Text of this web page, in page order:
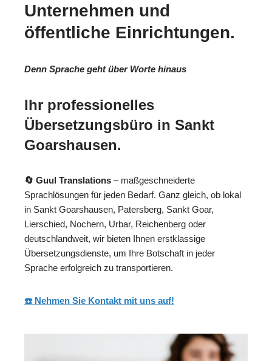
Unternehmen und
öffentliche Einrichtungen.
Denn Sprache geht über Worte hinaus
Ihr professionelles
Übersetzungsbüro in Sankt
Goarshausen.
🔄 Guul Translations – maßgeschneiderte
Sprachlösungen für jeden Bedarf. Ganz gleich, ob lokal
in Sankt Goarshausen, Patersberg, Sankt Goar,
Lierschied, Nochern, Urbar, Reichenberg oder
deutschlandweit, wir bieten Ihnen erstklassige
Übersetzungsdienste, um Ihre Botschaft in jeder
Sprache erfolgreich zu transportieren.
☎️ Nehmen Sie Kontakt mit uns auf!